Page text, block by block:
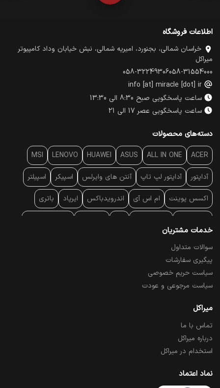
اطلاعات فروشگاه
خراسان شمالی، بجنورد، امیریه شمالی، نبش خیابان وداد کامپیوتر
میراکل
058-31554000
058-32249306
info [at] miracle [dot] ir
ساعت پاسخگویی صبح 8:30 الی 13:30
ساعت پاسخگویی عصر 17 الی 21
دسته‌های محصولات
ACER
ALL IN ONE
ASUS
HUAWEI
LENOVO
MSI
آداپتور آداپتور لپ تاپ آنتن‌ های وایرلس اسپیکر اسپیلتر
اکسس پوینت ام اس آی اندرویدباکس ایرپاد باتری
پایه سقفی
پرده نمایش
تبلت و موبایل تجهیزات پسیو شبکه
تلویزیون
درایو نوری
دستگاه ضبط تصاویر
رم کامپیوتر
خدمات مشتریان
سوالات متداول
پیگیری سفارشات
سیاست حریم خصوصی
سیاست مرجوعی و عودت
میراکل
تماس با ما
درباره میراکل
استخدام در میراکل
نماد اعتماد